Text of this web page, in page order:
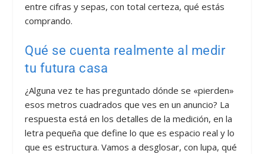
entre cifras y sepas, con total certeza, qué estás
comprando.
Qué se cuenta realmente al medir
tu futura casa
¿Alguna vez te has preguntado dónde se «pierden»
esos metros cuadrados que ves en un anuncio? La
respuesta está en los detalles de la medición, en la
letra pequeña que define lo que es espacio real y lo
que es estructura. Vamos a desglosar, con lupa, qué